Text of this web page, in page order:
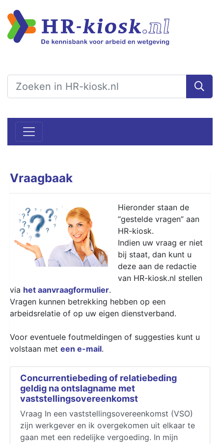
Vraagbaak
Hieronder staan de
“gestelde vragen” aan
HR-kiosk.
Indien uw vraag er niet
bij staat, dan kunt u
deze aan de redactie
van HR-kiosk.nl stellen
via het aanvraagformulier.
Vragen kunnen betrekking hebben op een
arbeidsrelatie of op uw eigen dienstverband.
Voor eventuele foutmeldingen of suggesties kunt u
volstaan met een e-mail.
Concurrentiebeding of relatiebeding
geldig na ontslagname met
vaststellingsovereenkomst
Vraag In een vaststellingsovereenkomst (VSO)
zijn werkgever en ik overgekomen uit elkaar te
gaan met een redelijke vergoeding. In mijn